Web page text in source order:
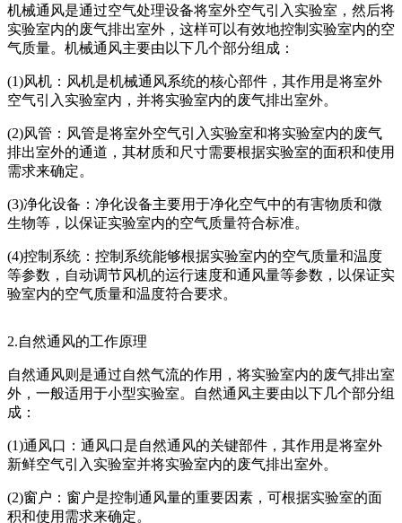
机械通风是通过空气处理设备将室外空气引入实验室，然后将
实验室内的废气排出室外，这样可以有效地控制实验室内的空
气质量。机械通风主要由以下几个部分组成：
(1)风机：风机是机械通风系统的核心部件，其作用是将室外
空气引入实验室内，并将实验室内的废气排出室外。
(2)风管：风管是将室外空气引入实验室和将实验室内的废气
排出室外的通道，其材质和尺寸需要根据实验室的面积和使用
需求来确定。
(3)净化设备：净化设备主要用于净化空气中的有害物质和微
生物等，以保证实验室内的空气质量符合标准。
(4)控制系统：控制系统能够根据实验室内的空气质量和温度
等参数，自动调节风机的运行速度和通风量等参数，以保证实
验室内的空气质量和温度符合要求。
2.自然通风的工作原理
自然通风则是通过自然气流的作用，将实验室内的废气排出室
外，一般适用于小型实验室。自然通风主要由以下几个部分组
成：
(1)通风口：通风口是自然通风的关键部件，其作用是将室外
新鲜空气引入实验室并将实验室内的废气排出室外。
(2)窗户：窗户是控制通风量的重要因素，可根据实验室的面
积和使用需求来确定。